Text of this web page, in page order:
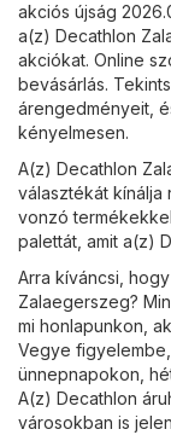
akciós újság
a(z) Decathlon
akciókat. Online
bevásárlás.
árengedményeit,
kényelmesen.
A(z) Decathlon
választékát kínálja
vonzó
palettát, amit a(z)
Arra kíváncsi,
Zalaegerszeg?
mi honlapunkon,
Vegye
ünnepnapokon,
A(z) Decathlon
városokban is